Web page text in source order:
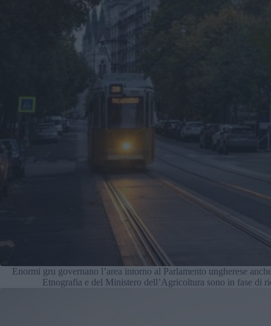
Enormi gru governano l’area intorno al Parlamento ungherese
Etnografia e del Ministero dell’Agricoltura sono in fase di